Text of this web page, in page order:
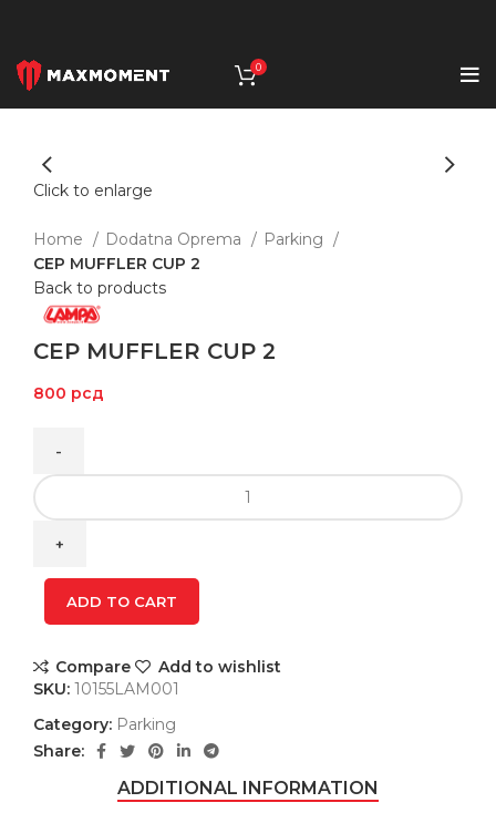
0
Click to enlarge
Home Dodatna Oprema
Parking
CEP MUFFLER CUP 2
Back to products
CEP MUFFLER CUP 2
800 рсд
CEP
MUFFLER
quantity
ADD TO CART
Compare
Add to wishlist
SKU: 10155LAM001
Category: Parking
Share:
ADDITIONAL INFORMATION